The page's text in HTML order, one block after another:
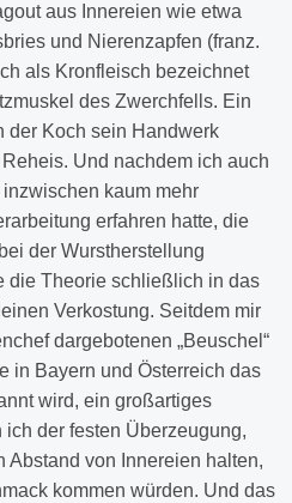
aus Innereien wie etwa
und Nierenzapfen (franz.
als Kronfleisch bezeichnet
des Zwerchfells. Ein
der Koch sein Handwerk
Und nachdem ich auch
kaum mehr
erfahren hatte, die
der Wurstherstellung
die Theorie schließlich in das
Verkostung. Seitdem mir
dargebotenen „Beuschel“
in Bayern und Österreich das
wird, ein großartiges
der festen Überzeugung,
Abstand von Innereien halten,
kommen würden. Und das